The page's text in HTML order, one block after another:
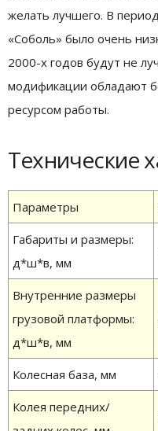
желать лучшего. В
«Соболь» было очень
2000-х годов будут не
модификации обладают
ресурсом работы.
Технические
Параметры
Габариты и размеры:
д*ш*в, мм
Внутренние размеры
грузовой платформы:
д*ш*в, мм
Колесная база, мм
Колея передних/